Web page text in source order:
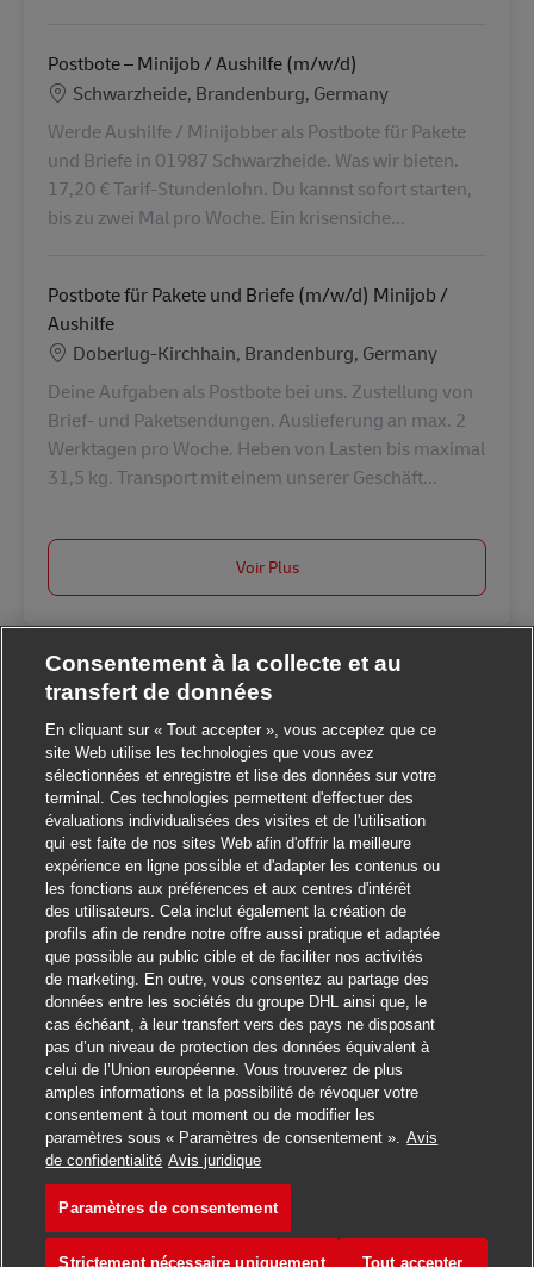
Postuler pour cet emploi
Enregistrer l'emploi
Postbote – Minijob / Aushilfe (m/w/d)
LieuSchwarzheide, Brandenburg, Germany
Werde Aushilfe / Minijobber als Postbote für Pakete
und Briefe in 01987 Schwarzheide. Was wir bieten.
17,20 € Tarif-Stundenlohn. Du kannst sofort starten,
bis zu zwei Mal pro Woche. Ein krisensiche...
Postbote für Pakete und Briefe (m/w/d) Minijob /
Aushilfe
LieuDoberlug-Kirchhain, Brandenburg, Germany
Deine Aufgaben als Postbote bei uns. Zustellung von
Brief- und Paketsendungen. Auslieferung an max. 2
Werktagen pro Woche. Heben von Lasten bis maximal
31,5 kg. Transport mit einem unserer Geschäft...
Voir Plus
Consentement à la collecte et au
transfert de données
En cliquant sur « Tout accepter », vous acceptez que ce
site Web utilise les technologies que vous avez
sélectionnées et enregistre et lise des données sur votre
terminal. Ces technologies permettent d'effectuer des
évaluations individualisées des visites et de l'utilisation
qui est faite de nos sites Web afin d'offrir la meilleure
expérience en ligne possible et d'adapter les contenus ou
les fonctions aux préférences et aux centres d'intérêt
des utilisateurs. Cela inclut également la création de
profils afin de rendre notre offre aussi pratique et adaptée
que possible au public cible et de faciliter nos activités
de marketing. En outre, vous consentez au partage des
données entre les sociétés du groupe DHL ainsi que, le
cas échéant, à leur transfert vers des pays ne disposant
pas d’un niveau de protection des données équivalent à
celui de l’Union européenne. Vous trouverez de plus
amples informations et la possibilité de révoquer votre
consentement à tout moment ou de modifier les
paramètres sous « Paramètres de consentement ». Avis
de confidentialité Avis juridique
Paramètres de consentement
Strictement nécessaire uniquement Tout accepter
Salut ! Ce poste vous intéresse ? Fermer la
Je suis intéressé
Trouver des emplois similaires